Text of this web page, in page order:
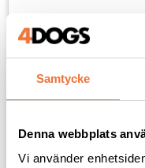
Samtycke
Denna webbplats
Vi använder
Flexikoppel Black
Design SMALL med
5 meter - svart/blå
Maxvikt hund 12 kg
159kr